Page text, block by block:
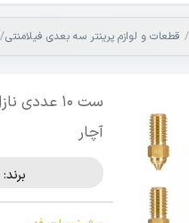
قطعات و لوازم پرینتر سه بعدی فیلامنتی
آچار
برند: